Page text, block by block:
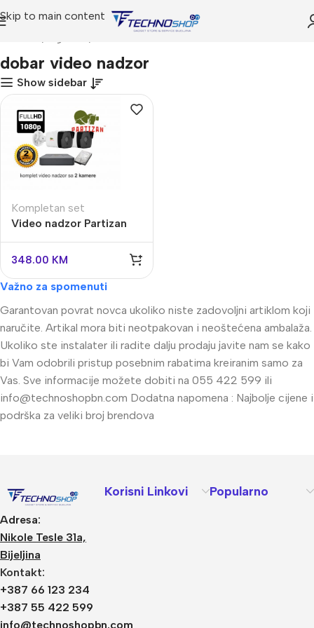
Skip to main content
dobar video nadzor
Show sidebar
Kompletan set
Video nadzor Partizan
kamere 2 MPX
348.00 KM
Važno za spomenuti
Garantovan povrat novca ukoliko niste zadovoljni artiklom koji
naručite. Artikal mora biti neotpakovan i neoštećena ambalaža.
Ukoliko ste instalater ili radite dalju prodaju javite nam se kako
bi Vam odobrili pristup posebnim rabatima kreiranim samo za
Vas. Sve informacije možete dobiti na 055 422 599 ili
info@technoshopbn.com Dodatna napomena : Najbolje cijene i
podrška za veliki broj brendova
Adresa:
Nikole Tesle 31a,
Bijeljina
Kontakt:
+387 66 123 234
+387 55 422 599
info@technoshopbn.com
Korisni Linkovi Popularno